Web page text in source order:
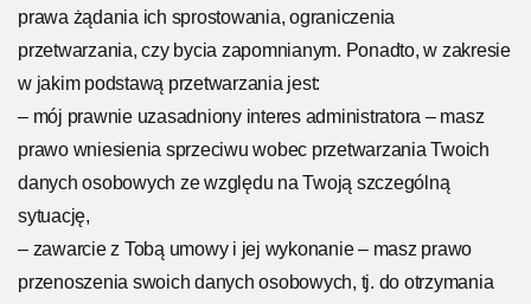
prawa żądania ich sprostowania, ograniczenia
przetwarzania, czy bycia zapomnianym. Ponadto, w zakresie
w jakim podstawą przetwarzania jest:
– mój prawnie uzasadniony interes administratora – masz
prawo wniesienia sprzeciwu wobec przetwarzania Twoich
danych osobowych ze względu na Twoją szczególną
sytuację,
– zawarcie z Tobą umowy i jej wykonanie – masz prawo
przenoszenia swoich danych osobowych, tj. do otrzymania